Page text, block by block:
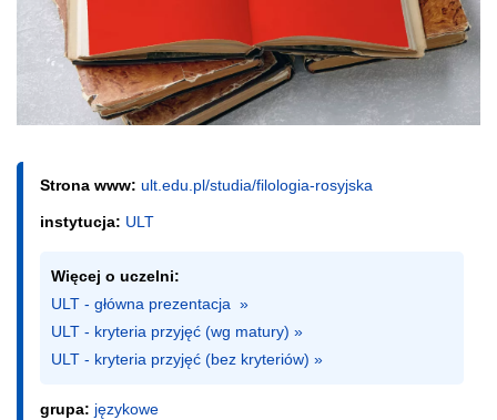
Strona www: ult.edu.pl/studia/filologia-rosyjska
instytucja: ULT
Więcej o uczelni:
ULT - główna prezentacja  »
ULT - kryteria przyjęć (wg matury) »
ULT - kryteria przyjęć (bez kryteriów) »
grupa: językowe